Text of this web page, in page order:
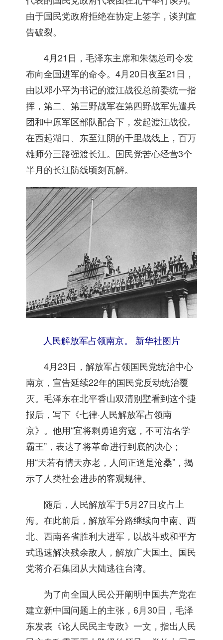
由于国民党政府拒绝在协定上签字，谈判宣
告破裂。
4月21日，毛泽东主席和朱德总司令发
布向全国进军的命令。4月20日夜至21日，
由以邓小平为书记的渡江战役总前委统一指
挥，第二、第三野战军在第四野战军先遣兵
团和中原军区部队配合下，发起渡江战役。
在西起湖口、东至江阴的千里战线上，百万
雄师分三路强渡长江。国民党苦心经营3个
半月的长江防线顷刻瓦解。
人民解放军占领南京。 新华社图片
4月23日，解放军占领国民党统治中心
南京，宣告延续22年的国民党反动统治覆
灭。毛泽东在北平香山双清别墅看到这个捷
报后，写下《七律·人民解放军占领南
京》。他用“宜将剩勇追穷寇，不可沽名学
霸王”，表达了将革命进行到底的决心；
用“天若有情天亦老，人间正道是沧桑”，揭
示了人类社会进步的客观规律。
随后，人民解放军于5月27日攻占上
海。在此前后，解放军分路继续向中南、西
北、西南各省胜利大进军，以战斗或和平方
式迅速解决残余敌人，解放广大国土。国民
党蒋介石集团从大陆逃往台湾。
为了向全国人民公开阐明中国共产党在
建立新中国问题上的主张，6月30日，毛泽
东发表《论人民民主专政》一文，指出人民